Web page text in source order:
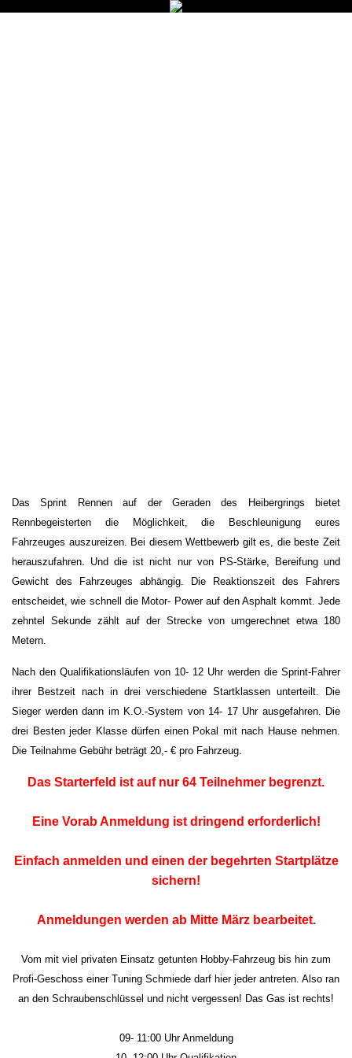
Das Sprint Rennen auf der Geraden des Heibergrings bietet
Rennbegeisterten die Möglichkeit, die Beschleunigung eures
Fahrzeuges auszureizen. Bei diesem Wettbewerb gilt es, die beste Zeit
herauszufahren. Und die ist nicht nur von PS-Stärke, Bereifung und
Gewicht des Fahrzeuges abhängig. Die Reaktionszeit des Fahrers
entscheidet, wie schnell die Motor- Power auf den Asphalt kommt. Jede
zehntel Sekunde zählt auf der Strecke von umgerechnet etwa 180
Metern.
Nach den Qualifikationsläufen von 10- 12 Uhr werden die Sprint-Fahrer
ihrer Bestzeit nach in drei verschiedene Startklassen unterteilt. Die
Sieger werden dann im K.O.-System von 14- 17 Uhr ausgefahren. Die
drei Besten jeder Klasse dürfen einen Pokal mit nach Hause nehmen.
Die Teilnahme Gebühr beträgt 20,- € pro Fahrzeug.
Das Starterfeld ist auf nur 64 Teilnehmer begrenzt.
Eine Vorab Anmeldung ist dringend erforderlich!
Einfach anmelden und einen der begehrten Startplätze
sichern!
Anmeldungen werden ab Mitte März bearbeitet.
Vom mit viel privaten Einsatz getunten Hobby-Fahrzeug bis hin zum
Profi-Geschoss einer Tuning Schmiede darf hier jeder antreten. Also ran
an den Schraubenschlüssel und nicht vergessen! Das Gas ist rechts!
09- 11:00 Uhr Anmeldung